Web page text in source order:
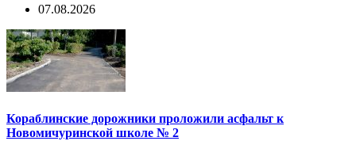
07.08.2026
Кораблинские дорожники проложили асфальт к
Новомичуринской школе № 2